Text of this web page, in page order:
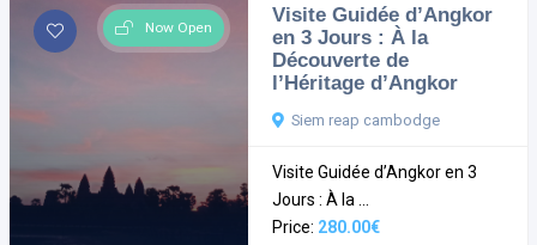
Now Open
Visite Guidée d’Angkor
en 3 Jours : À la
Découverte de
l’Héritage d’Angkor
Siem reap cambodge
Visite Guidée d’Angkor en 3
Jours : À la ...
Price: 280.00€